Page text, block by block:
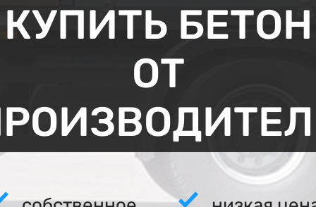
КУПИТЬ БЕТОН
ОТ